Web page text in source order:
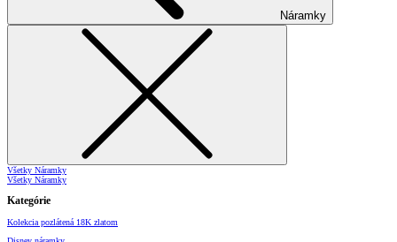
Náramky
Všetky Náramky
Všetky Náramky
Kategórie
Kolekcia pozlátená 18K zlatom